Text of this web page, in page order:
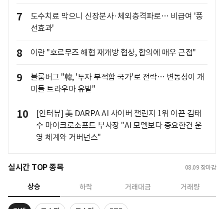
7
도수치료 막으니 신장분사·체외충격파로… 비급여 '풍
선효과'
8 이란 "호르무즈 해협 재개방 협상, 합의에 매우 근접"
9
블룸버그 "韓, '투자 부적합 국가'로 전락… 변동성이 개
미들 트라우마 유발"
10
[인터뷰] 美 DARPA AI 사이버 챌린지 1위 이끈 김태
수 마이크로소프트 부사장 "AI 모델보다 중요한건 운
영 체계와 거버넌스"
실시간 TOP 종목 08.09 장마감
상승 하락 거래대금 거래량